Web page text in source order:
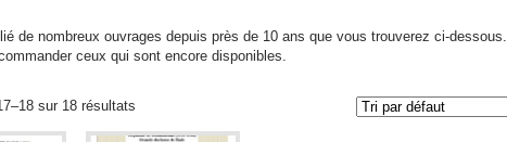
de nombreux ouvrages depuis près de 10 ans que vous trouverez ci-dessous.
ceux qui sont encore disponibles.
sur 18 résultats